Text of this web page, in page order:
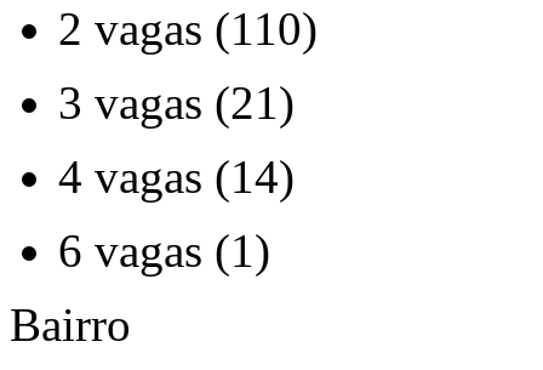
2 vagas (110)
3 vagas (21)
4 vagas (14)
6 vagas (1)
Bairro